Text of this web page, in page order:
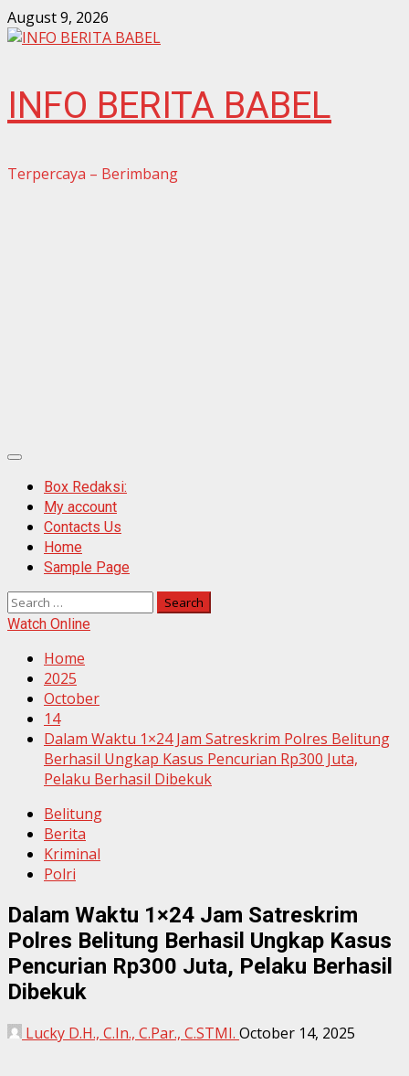
Skip
to
August 9, 2026
INFO BERITA BABEL
Terpercaya – Berimbang
Primary
MenuBox Redaksi:
My account
Contacts Us
Home
Sample Page
Search
for:
Watch Online
Home
2025
October
14
Dalam Waktu 1×24 Jam Satreskrim Polres Belitung
Berhasil Ungkap Kasus Pencurian Rp300 Juta,
Pelaku Berhasil Dibekuk
Belitung
Berita
Kriminal
Polri
Dalam Waktu 1×24 Jam Satreskrim
Polres Belitung Berhasil Ungkap Kasus
Pencurian Rp300 Juta, Pelaku Berhasil
Dibekuk
Lucky D.H., C.In., C.Par., C.STMI. October 14, 2025